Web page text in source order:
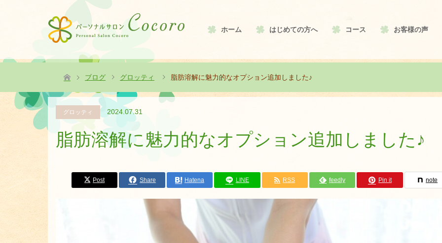
ホーム はじめての方へ コース お客様の声
ブログ グロッティ 脂肪溶解に魅力的なオプション追加しました♪
グロッティ 2024.07.31
脂肪溶解に魅力的なオプション追加しました♪
Post Share Hatena LINE RSS feedly Pin it note